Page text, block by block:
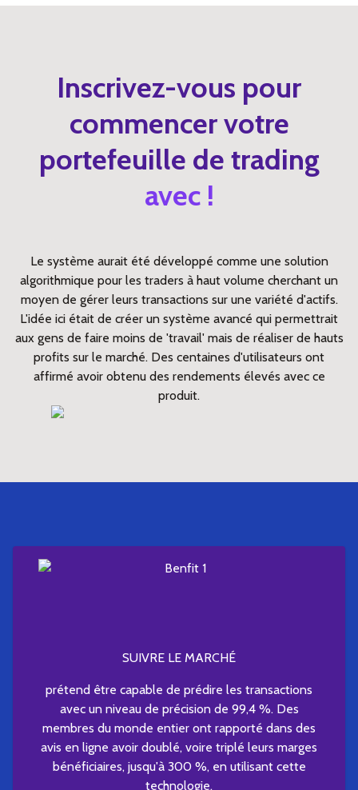
Inscrivez-vous pour
commencer votre
portefeuille de trading
avec !
Le système aurait été développé comme une solution
algorithmique pour les traders à haut volume cherchant un
moyen de gérer leurs transactions sur une variété d'actifs.
L'idée ici était de créer un système avancé qui permettrait
aux gens de faire moins de 'travail' mais de réaliser de hauts
profits sur le marché. Des centaines d'utilisateurs ont
affirmé avoir obtenu des rendements élevés avec ce
produit.
SUIVRE LE MARCHÉ
prétend être capable de prédire les transactions
avec un niveau de précision de 99,4 %. Des
membres du monde entier ont rapporté dans des
avis en ligne avoir doublé, voire triplé leurs marges
bénéficiaires, jusqu'à 300 %, en utilisant cette
technologie.